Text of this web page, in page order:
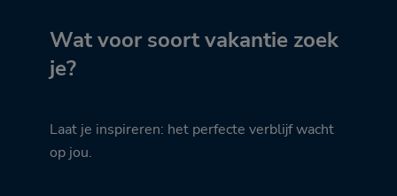
Wat voor soort vakantie zoek
je?
Laat je inspireren: het perfecte verblijf wacht
op jou.